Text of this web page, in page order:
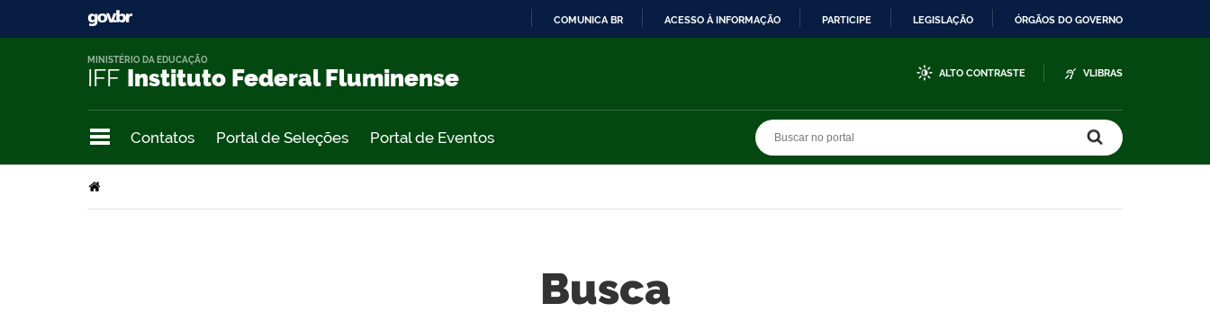
COMUNICA BR ACESSO À INFORMAÇÃO PARTICIPE LEGISLAÇÃO ÓRGÃOS DO GOVERNO
IFF Instituto Federal Fluminense
MINISTÉRIO DA EDUCAÇÃO
ALTO CONTRASTE VLIBRAS
Contatos Portal de Seleções Portal de Eventos
Busca